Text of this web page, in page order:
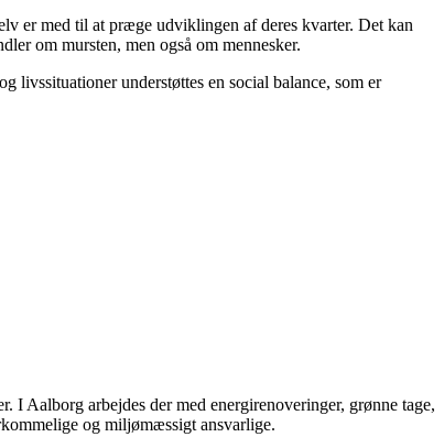
er med til at præge udviklingen af deres kvarter. Det kan
om mursten, men også om mennesker.
livssituationer understøttes en social balance, som er
Aalborg arbejdes der med energirenoveringer, grønne tage,
og miljømæssigt ansvarlige.